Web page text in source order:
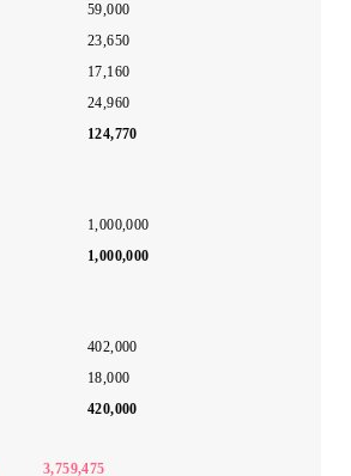
59,000
23,650
17,160
24,960
124,770
1,000,000
1,000,000
402,000
18,000
420,000
3,759,475